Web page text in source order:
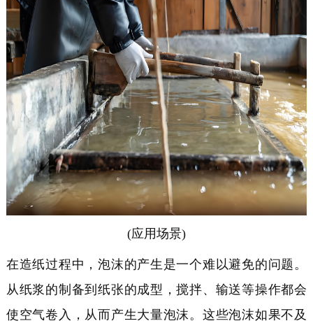
(应用场景)
在造纸过程中，泡沫的产生是一个难以避免的问题。
从纸浆的制备到纸张的成型，搅拌、输送等操作都会
使空气卷入，从而产生大量泡沫。这些泡沫如果不及